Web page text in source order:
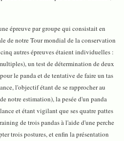
épreuve par groupe qui consistait en
de notre Tour mondial de la conservation
cinq autres épreuves étaient individuelles :
un test de détermination de deux
le panda et de tentative de faire un tas
l'objectif étant de se rapprocher au
notre estimation), la pesée d'un panda
et étant vigilant que ses quatre pattes
de trois pandas à l'aide d'une perche
trois postures, et enfin la présentation